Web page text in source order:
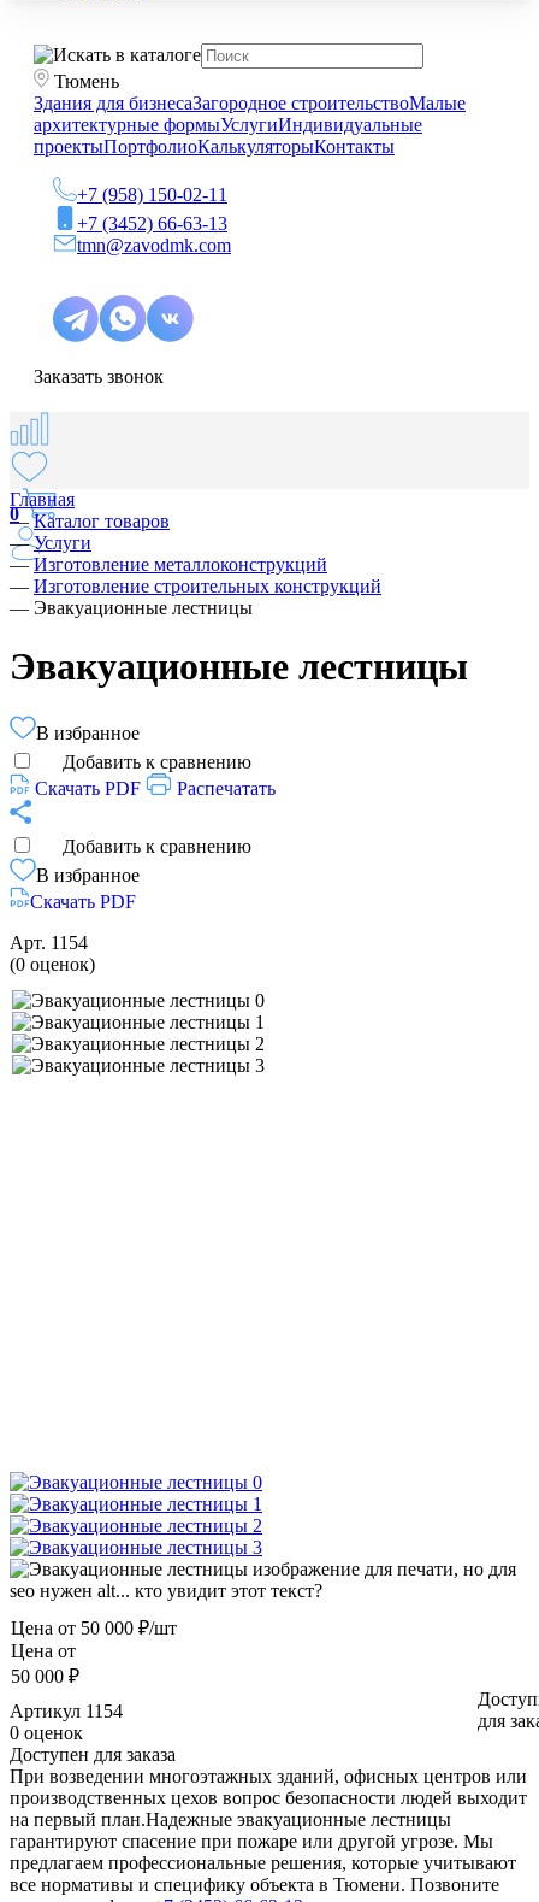
Тюмень
Здания для бизнесаЗагородное строительствоМалые
архитектурные формыУслугиИндивидуальные
проектыПортфолиоКалькуляторыКонтакты
+7 (958) 150-02-11
+7 (3452) 66-63-13
tmn@zavodmk.com
Заказать звонок
0
Главная
—Каталог товаров
—Услуги
—Изготовление металлоконструкций
— Изготовление строительных конструкций
— Эвакуационные лестницы
Эвакуационные лестницы
В избранное
Добавить к сравнению
Скачать PDF
Распечатать
Добавить к сравнению
В избранное
Скачать PDF
Арт. 1154
(0 оценок)
Цена от 50 000 ₽/шт
Цена от
50 000 ₽
для
Артикул 1154
0 оценок
Доступен для заказа
При возведении многоэтажных зданий, офисных центров или
производственных цехов вопрос безопасности людей выходит
на первый план.Надежные эвакуационные лестницы
гарантируют спасение при пожаре или другой угрозе. Мы
предлагаем профессиональные решения, которые учитывают
все нормативы и специфику объекта в Тюмени. Позвоните